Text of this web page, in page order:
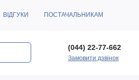
ВІДГУКИ ПОСТАЧАЛЬНИКАМ
(044) 22-77-662
Замовити дзвінок